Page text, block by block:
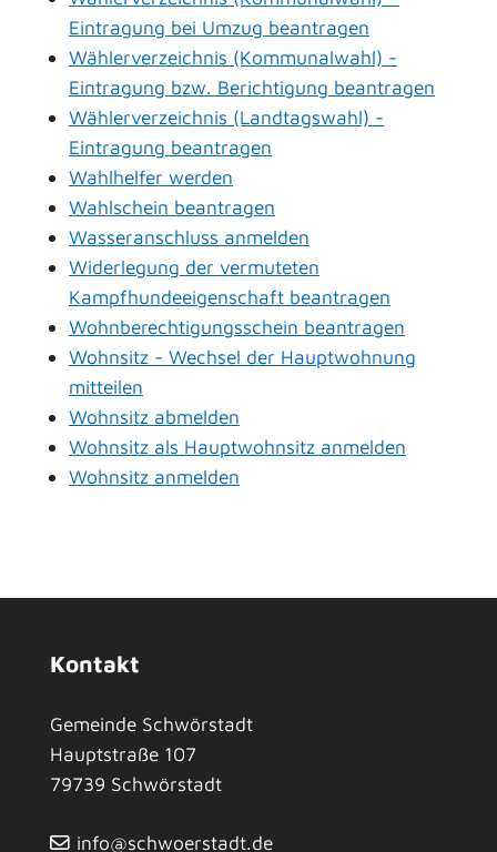
Eintragung bei Umzug beantragen
Wählerverzeichnis (Kommunalwahl) -
Eintragung bzw. Berichtigung beantragen
Wählerverzeichnis (Landtagswahl) -
Eintragung beantragen
Wahlhelfer werden
Wahlschein beantragen
Wasseranschluss anmelden
Widerlegung der vermuteten
Kampfhundeeigenschaft beantragen
Wohnberechtigungsschein beantragen
Wohnsitz - Wechsel der Hauptwohnung
mitteilen
Wohnsitz abmelden
Wohnsitz als Hauptwohnsitz anmelden
Wohnsitz anmelden
Kontakt
Gemeinde Schwörstadt
Hauptstraße 107
79739 Schwörstadt
info@schwoerstadt.de